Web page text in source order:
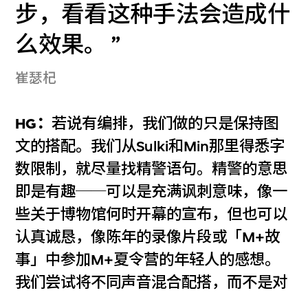
步，看看这种手法会造成什
么效果。
崔瑟杞
HG：若说有编排，我们做的只是保持图
文的搭配。我们从Sulki和Min那里得悉字
数限制，就尽量找精警语句。精警的意思
即是有趣──可以是充满讽刺意味，像一
些关于博物馆何时开幕的宣布，但也可以
认真诚恳，像陈年的录像片段或「M+故
事」中参加M+夏令营的年轻人的感想。
我们尝试将不同声音混合配搭，而不是对